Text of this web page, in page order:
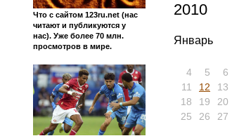
Что с сайтом 123ru.net (нас
читают и публикуются у
нас). Уже более 70 млн.
просмотров в мире.
2010
Январь
4
5 6
11
12 13
18
19 20
25
26 27